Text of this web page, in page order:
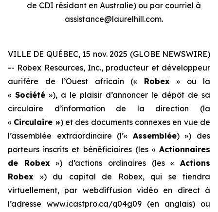
de CDI résidant en Australie) ou par courriel à
assistance@laurelhill.com.
VILLE DE QUÉBEC, 15 nov. 2025 (GLOBE NEWSWIRE)
-- Robex Resources, Inc., producteur et développeur
aurifère de l’Ouest africain (« Robex» ou la
« Société »), a le plaisir d’annoncer le dépôt de sa
circulaire d’information de la direction (la
« Circulaire ») et des documents connexes en vue de
l’assemblée extraordinaire (l’« Assemblée) ») des
porteurs inscrits et bénéficiaires (les « Actionnaires
de Robex») d’actions ordinaires (les «Actions
Robex ») du capital de Robex, qui se tiendra
virtuellement, par webdiffusion vidéo en direct à
l’adresse www.icastpro.ca/q04g09 (en anglais) ou